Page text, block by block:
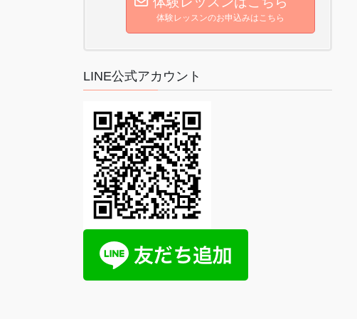
体験レッスンのお申込みはこちら
LINE公式アカウント